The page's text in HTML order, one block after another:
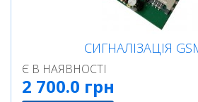
СИГНАЛІЗАЦІЯ
Є В НАЯВНОСТІ
2 700.0 грн